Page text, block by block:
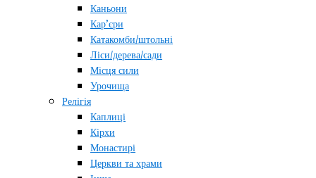
Каньони
Кар’єри
Катакомби/штольні
Ліси/дерева/сади
Місця сили
Урочища
Релігія
Каплиці
Кірхи
Монастирі
Церкви та храми